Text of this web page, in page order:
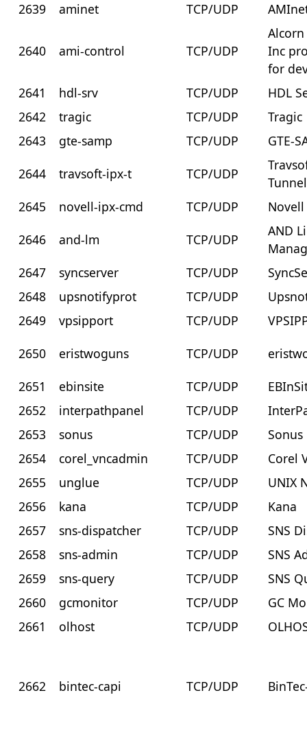
2639
aminet TCP/UDP
2640 ami-control TCP/UDP
Inc
for
2641
hdl-srv TCP/UDP
HDL
2642
tragic TCP/UDP
Tragic
2643
gte-samp TCP/UDP
GTE-
2644
travsoft-ipx-t TCP/UDP
Tunnel
2645
novell-ipx-cmd TCP/UDP
Novell
2646
and-lm TCP/UDP
AND
2647
syncserver TCP/UDP
2648
upsnotifyprot TCP/UDP
2649
vpsipport TCP/UDP
2650
eristwoguns TCP/UDP
2651
ebinsite TCP/UDP
2652
interpathpanel TCP/UDP
2653
sonus TCP/UDP
Sonus
2654
corel_vncadmin TCP/UDP
Corel
2655
unglue TCP/UDP
UNIX
2656
kana TCP/UDP
Kana
2657
sns-dispatcher TCP/UDP
SNS
2658
sns-admin TCP/UDP
SNS
2659
sns-query TCP/UDP
SNS
2660
gcmonitor TCP/UDP
GC
2661
olhost TCP/UDP
2662 bintec-capi TCP/UDP